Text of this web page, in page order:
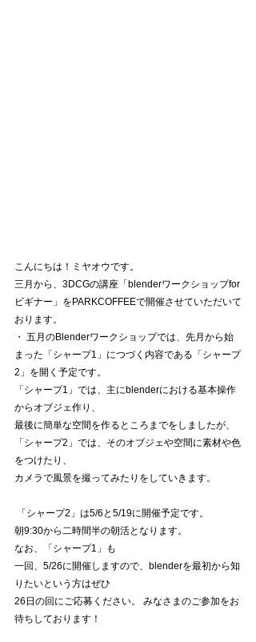
こんにちは！ミヤオウです。
三月から、3DCGの講座「blenderワークショップfor
ビギナー」をPARKCOFFEEで開催させていただいて
おります。
・ 五月のBlenderワークショップでは、先月から始
まった「シャープ1」につづく内容である「シャープ
2」を開く予定です。
「シャープ1」では、主にblenderにおける基本操作
からオブジェ作り、
最後に簡単な空間を作るところまでをしましたが、
「シャープ2」では、そのオブジェや空間に素材や色
をつけたり、
カメラで風景を撮ってみたりをしていきます。
「シャープ2」は5/6と5/19に開催予定です。
朝9:30から二時間半の朝活となります。
なお、「シャープ1」も
一回、5/26に開催しますので、blenderを最初から知
りたいという方はぜひ
26日の回にご応募ください。 みなさまのご参加をお
待ちしております！